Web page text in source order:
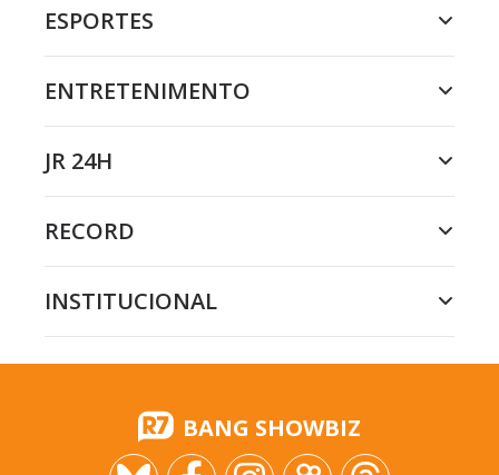
ESPORTES
ENTRETENIMENTO
JR 24H
RECORD
INSTITUCIONAL
BANG SHOWBIZ